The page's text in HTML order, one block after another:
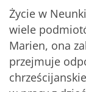
Życie w
wiele
Marien, ona
przejmuje